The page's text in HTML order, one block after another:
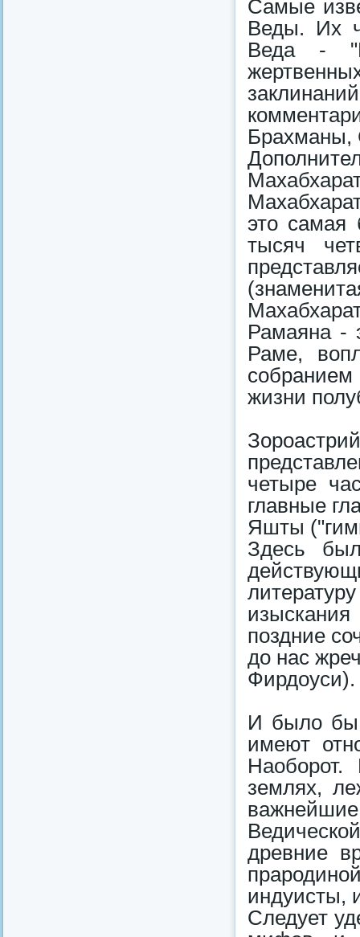
Самые
Веды. Их
Веда -
Брахманы,
это
тысяч
Рамаяна -
Раме,
жизни
четыре
главные
Яшты
Здесь
поздние
до нас
Фирдоуси).
И было бы
имеют
Наоборот.
землях,
важнейшие
древние
индуисты,
Следует